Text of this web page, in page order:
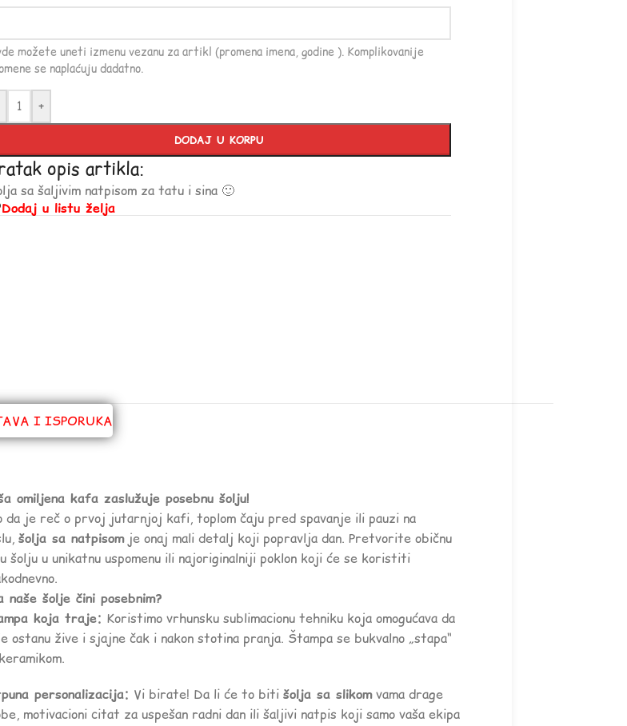
možete uneti izmenu vezanu za artikl (promena imena, godine ). Komplikovanije
se naplaćuju dadatno.
+
DODAJ U KORPU
opis artikla:
sa šaljivim natpisom za tatu i sina 🙂
Dodaj u listu želja
I ISPORUKA
omiljena kafa zaslužuje posebnu šolju!
da je reč o prvoj jutarnjoj kafi, toplom čaju pred spavanje ili pauzi na
šolja sa natpisomje onaj mali detalj koji popravlja dan. Pretvorite običnu
šolju u unikatnu uspomenu ili najoriginalniji poklon koji će se koristiti
naše šolje čini posebnim?
koja traje: Koristimo vrhunsku sublimacionu tehniku koja omogućava da
ostanu žive i sjajne čak i nakon stotina pranja. Štampa se bukvalno „stapa“
personalizacija: Vi birate! Da li će to biti šolja sa slikomvama drage
motivacioni citat za uspešan radni dan ili šaljivi natpis koji samo vaša ekipa